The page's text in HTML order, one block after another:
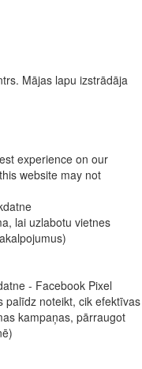
Mājas lapu izstrādāja
experience on our
website may not
lai uzlabotu vietnes
- Facebook Pixel
palīdz noteikt, cik efektīvas
kampaņas, pārraugot